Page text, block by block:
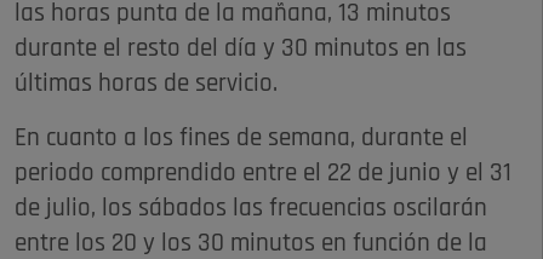
las horas punta de la mañana, 13 minutos
durante el resto del día y 30 minutos en las
últimas horas de servicio.
En cuanto a los fines de semana, durante el
periodo comprendido entre el 22 de junio y el 31
de julio, los sábados las frecuencias oscilarán
entre los 20 y los 30 minutos en función de la